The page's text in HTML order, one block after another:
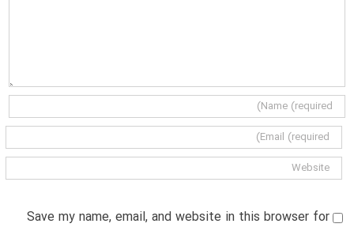
Save my name, email, and website in this browser for